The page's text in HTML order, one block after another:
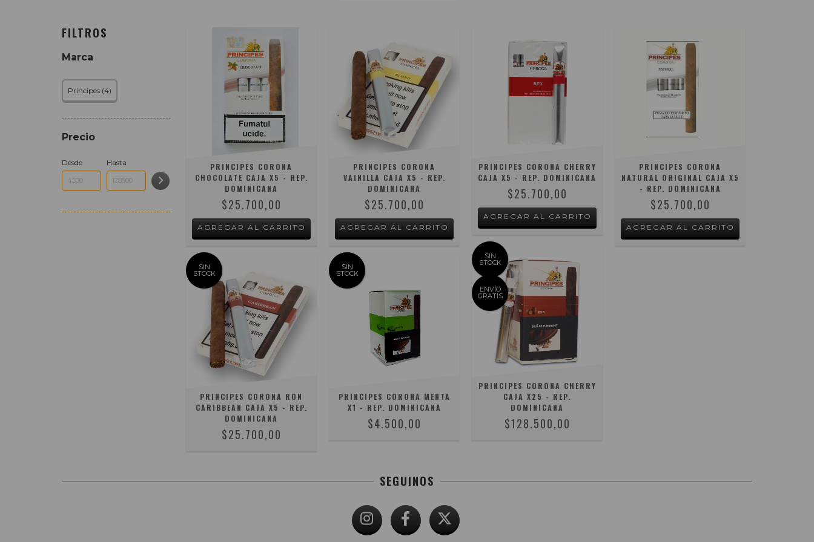
FILTROS
Marca
Principes (4)
Precio
Desde Hasta
PRINCIPES CORONA
CHOCOLATE CAJA X5 - REP.
DOMINICANA
$25.700,00
PRINCIPES CORONA
VAINILLA CAJA X5 - REP.
DOMINICANA
$25.700,00
PRINCIPES CORONA CHERRY
CAJA X5 - REP. DOMINICANA
$25.700,00
PRINCIPES CORONA
NATURAL ORIGINAL CAJA X5
- REP. DOMINICANA
$25.700,00
SIN
STOCK
PRINCIPES CORONA RON
CARIBBEAN CAJA X5 - REP.
DOMINICANA
$25.700,00
SIN
STOCK
PRINCIPES CORONA MENTA
X1 - REP. DOMINICANA
$4.500,00
SIN
STOCK
ENVÍO
GRATIS
PRINCIPES CORONA CHERRY
CAJA X25 - REP.
DOMINICANA
$128.500,00
SEGUINOS